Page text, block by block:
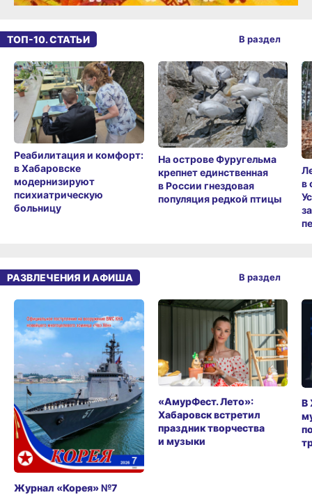
ТОП-10. СТАТЬИ
Реабилитация и комфорт:
в Хабаровске
модернизируют
психиатрическую
больницу
На острове Фуругельма
крепнет единственная
в России гнездовая
популяция редкой птицы
в
В раздел
РАЗВЛЕЧЕНИЯ И АФИША
Журнал «Корея» №7
«АмурФест. Лето»:
Хабаровск встретил
праздник творчества
и музыки
В
В раздел